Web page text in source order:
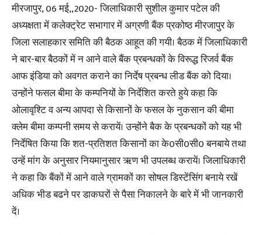
मीरजापुर, 06 मई,,2020- जिलाधिकारी सुशील कुमार पटेल की
अध्यक्षता में कलेक्ट्रेट सभागार में अग्रणी बैंक प्रकोष्ठ मीरजापुर के
जिला सलाहकार समिति की बैठक आहूत की गयी। बैठक में जिलाधिकारी
ने बार-बार बैठकों में न आने वाले बैंक प्रबन्धकों के विरूद्ध रिजर्व बैंक
आफ इंडिया को अवगत कराने का निर्देष प्रबन्ध लीड बैंक को दिया।
उन्होंने फसल बीमा के कम्पनियों के निर्देशित करते हुये कहा कि
ओलावृश्टि व अन्य आपदा से किसानों के फसल के नुकसान की बीमा
क्लेम बीमा कम्पनी समय से करायें। उन्होंने बैक के प्रबन्धकों को यह भी
निर्देषित किया कि शत-प्रतिशत किसानों का के0सी0सी0 बनबाये तथा
उन्हें मांग के अनुसार नियमानुसार ऋण भी उपलब्ध करायें। जिलाधिकारी
ने कहा कि बैंकों में आने वाले ग्रामकों का सोषल डिस्टेंसिंग बनाये रखें
अधिक भीड बढने पर डाकघरों से पैसा निकालने के बारे में भी जानकारी
दें।